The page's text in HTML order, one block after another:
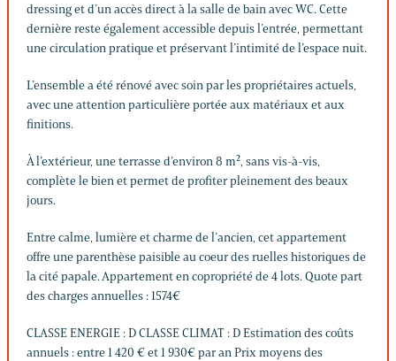
dressing et d’un accès direct à la salle de bain avec WC. Cette
dernière reste également accessible depuis l’entrée, permettant
une circulation pratique et préservant l’intimité de l’espace nuit.
L’ensemble a été rénové avec soin par les propriétaires actuels,
avec une attention particulière portée aux matériaux et aux
finitions.
À l’extérieur, une terrasse d’environ 8 m², sans vis-à-vis,
complète le bien et permet de profiter pleinement des beaux
jours.
Entre calme, lumière et charme de l’ancien, cet appartement
offre une parenthèse paisible au coeur des ruelles historiques de
la cité papale. Appartement en copropriété de 4 lots. Quote part
des charges annuelles : 1574€
CLASSE ENERGIE : D CLASSE CLIMAT : D Estimation des coûts
annuels : entre 1 420 € et 1 930€ par an Prix moyens des